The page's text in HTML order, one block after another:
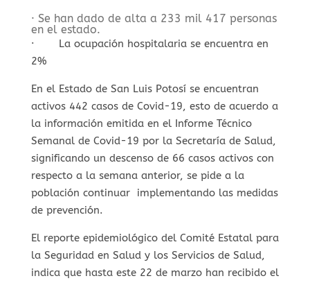
· Se han dado de alta a 233 mil 417 personas
en el estado.
· La ocupación hospitalaria se encuentra en
2%
En el Estado de San Luis Potosí se encuentran
activos 442 casos de Covid-19, esto de acuerdo a
la información emitida en el Informe Técnico
Semanal de Covid-19 por la Secretaría de Salud,
significando un descenso de 66 casos activos con
respecto a la semana anterior, se pide a la
población continuar implementando las medidas
de prevención.
El reporte epidemiológico del Comité Estatal para
la Seguridad en Salud y los Servicios de Salud,
indica que hasta este 22 de marzo han recibido el